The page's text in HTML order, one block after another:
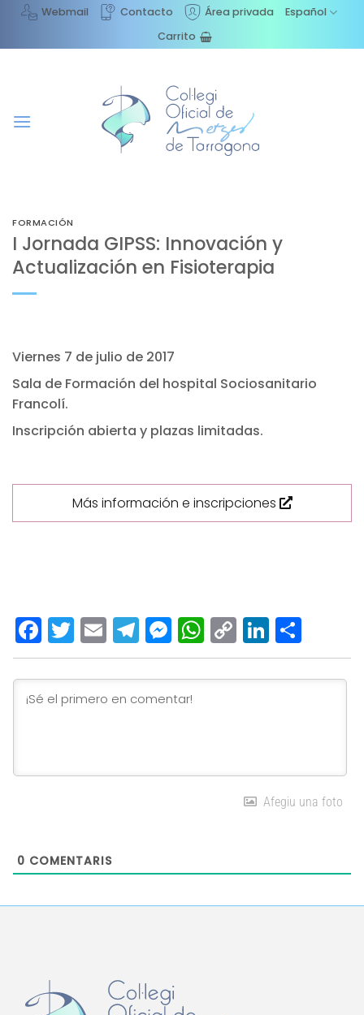
Saltar
contenido
Webmail Contacto Área privada
Español
Carrito
FORMACIÓN
I Jornada GIPSS: Innovación y
Actualización en Fisioterapia
Viernes 7 de julio de 2017
Sala de Formación del hospital Sociosanitario
Francolí.
Inscripción abierta y plazas limitadas.
Más información e inscripciones
Facebook
Twitter
EmailTelegram
Messenger
WhatsApp
Copy
Link
Afegiu una foto
0 COMENTARIS